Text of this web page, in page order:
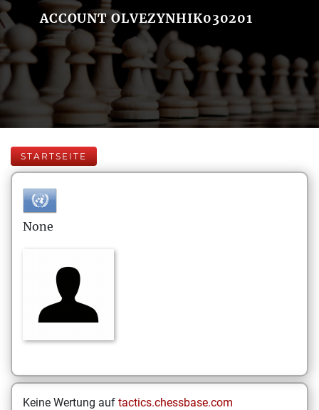
ACCOUNT OLVEZYNHIK030201
STARTSEITE
None
Keine Wertung auf tactics.chessbase.com